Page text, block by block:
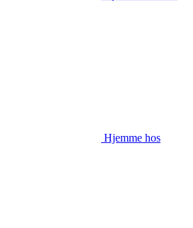
Hjemme hos